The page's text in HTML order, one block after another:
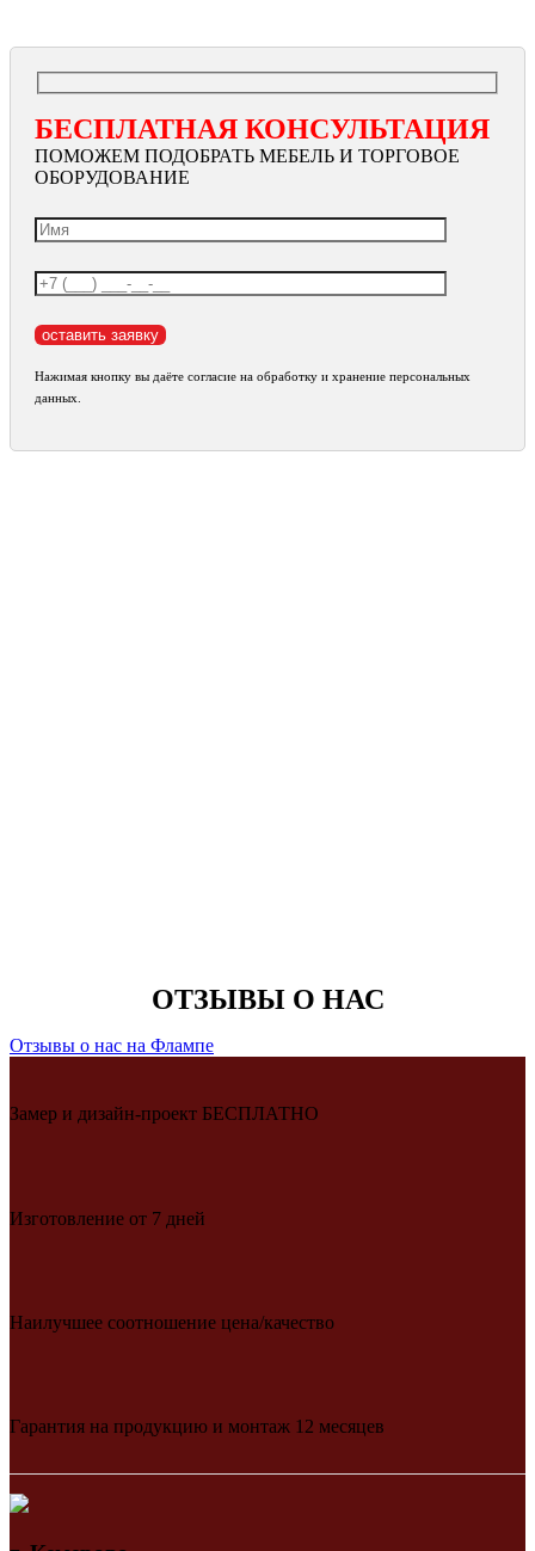
БЕСПЛАТНАЯ КОНСУЛЬТАЦИЯ
ПОМОЖЕМ ПОДОБРАТЬ МЕБЕЛЬ И ТОРГОВОЕ
ОБОРУДОВАНИЕ
Нажимая кнопку вы даёте согласие на обработку и хранение персональных
данных.
ОТЗЫВЫ О НАС
Отзывы о нас на Флампе
Замер и дизайн-проект БЕСПЛАТНО
Изготовление от 7 дней
Наилучшее соотношение цена/качество
Гарантия на продукцию и монтаж 12 месяцев